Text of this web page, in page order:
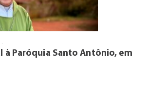
.
à Paróquia Santo Antônio, em